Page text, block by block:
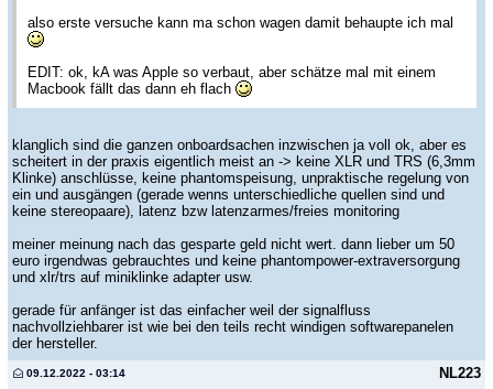
also erste versuche kann ma schon wagen damit behaupte ich mal
EDIT: ok, kA was Apple so verbaut, aber schätze mal mit einem
Macbook fällt das dann eh flach
klanglich sind die ganzen onboardsachen inzwischen ja voll ok, aber es
scheitert in der praxis eigentlich meist an -> keine XLR und TRS (6,3mm
Klinke) anschlüsse, keine phantomspeisung, unpraktische regelung von
ein und ausgängen (gerade wenns unterschiedliche quellen sind und
keine stereopaare), latenz bzw latenzarmes/freies monitoring
meiner meinung nach das gesparte geld nicht wert. dann lieber um 50
euro irgendwas gebrauchtes und keine phantompower-extraversorgung
und xlr/trs auf miniklinke adapter usw.
gerade für anfänger ist das einfacher weil der signalfluss
nachvollziehbarer ist wie bei den teils recht windigen softwarepanelen
der hersteller.
NL223
09.12.2022 - 03:14